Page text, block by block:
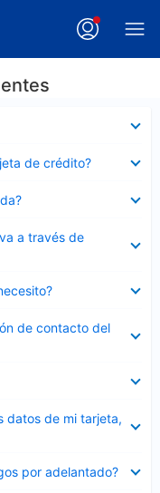
de crédito?
a través de
de contacto del
datos de mi tarjeta,
por adelantado?